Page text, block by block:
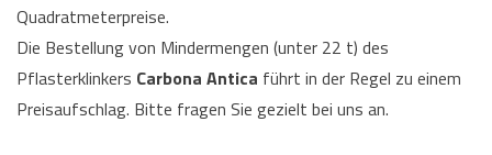
Quadratmeterpreise.
Die Bestellung von Mindermengen (unter 22 t) des
Pflasterklinkers Carbona Antica führt in der Regel zu einem
Preisaufschlag. Bitte fragen Sie gezielt bei uns an.